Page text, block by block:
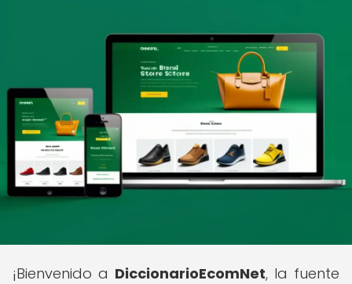
¡Bienvenido a DiccionarioEcomNet, la fuente